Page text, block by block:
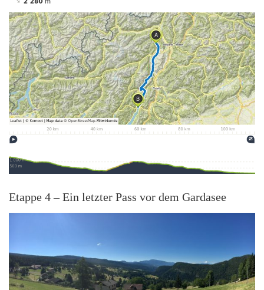
Etappe 4 – Ein letzter Pass vor dem Gardasee